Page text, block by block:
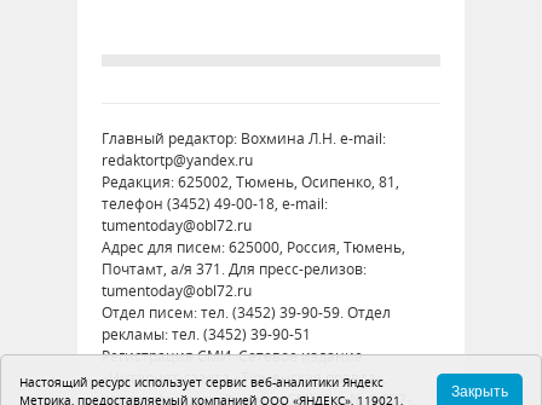
Главный редактор: Вохмина Л.Н. e-mail:
redaktortp@yandex.ru
Редакция: 625002, Тюмень, Осипенко, 81,
телефон (3452) 49-00-18, e-mail:
tumentoday@obl72.ru
Адрес для писем: 625000, Россия, Тюмень,
Почтамт, а/я 371. Для пресс-релизов:
tumentoday@obl72.ru
Отдел писем: тел. (3452) 39-90-59. Отдел
рекламы: тел. (3452) 39-90-51
Регистрация СМИ: Сетевое издание
«Интернет-газета «Тюменская правда»,
регистрационный номер СМИ Эл № ФС77-
Настоящий ресурс использует сервис веб-аналитики Яндекс
Метрика, предоставляемый компанией ООО «ЯНДЕКС», 119021,
Закрыть